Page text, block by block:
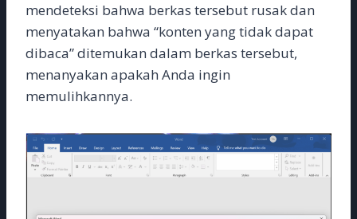
mendeteksi bahwa berkas tersebut rusak dan
menyatakan bahwa “konten yang tidak dapat
dibaca” ditemukan dalam berkas tersebut,
menanyakan apakah Anda ingin
memulihkannya.